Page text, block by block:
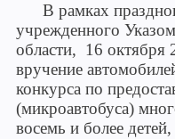
В рамках
учрежденного
области, 16 октября
вручение
конкурса по
(микроавтобуса)
восемь и более